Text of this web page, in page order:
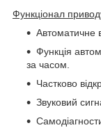
Функціонал
Автоматичне
Функція
за часом.
Частково
Звуковий